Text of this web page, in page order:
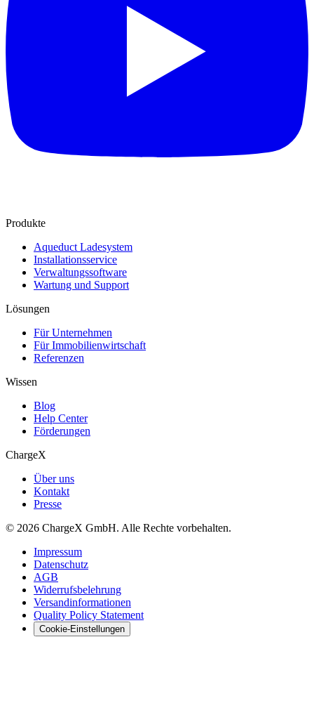
Produkte
Aqueduct Ladesystem
Installationsservice
Verwaltungssoftware
Wartung und Support
Lösungen
Für Unternehmen
Für Immobilienwirtschaft
Referenzen
Wissen
Blog
Help Center
Förderungen
ChargeX
Über uns
Kontakt
Presse
© 2026 ChargeX GmbH. Alle Rechte vorbehalten.
Impressum
Datenschutz
AGB
Widerrufsbelehrung
Versandinformationen
Quality Policy Statement
Cookie-Einstellungen